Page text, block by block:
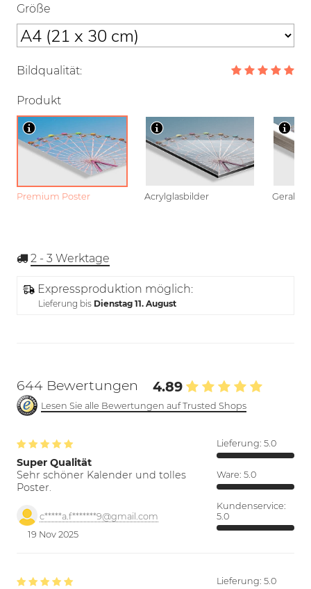
Größe
Bildqualität:
Produkt
Premium Poster Acrylglasbilder
2 - 3 Werktage
Expressproduktion möglich:
Lieferung bis Dienstag 11. August
644 Bewertungen 4.89
Lesen Sie alle Bewertungen auf Trusted Shops
Super Qualität
Sehr schöner Kalender und tolles
Poster.
c*****a.f*******9@gmail.com
19 Nov 2025
Lieferung: 5.0
Ware: 5.0
Kundenservice:
5.0
Lieferung: 5.0